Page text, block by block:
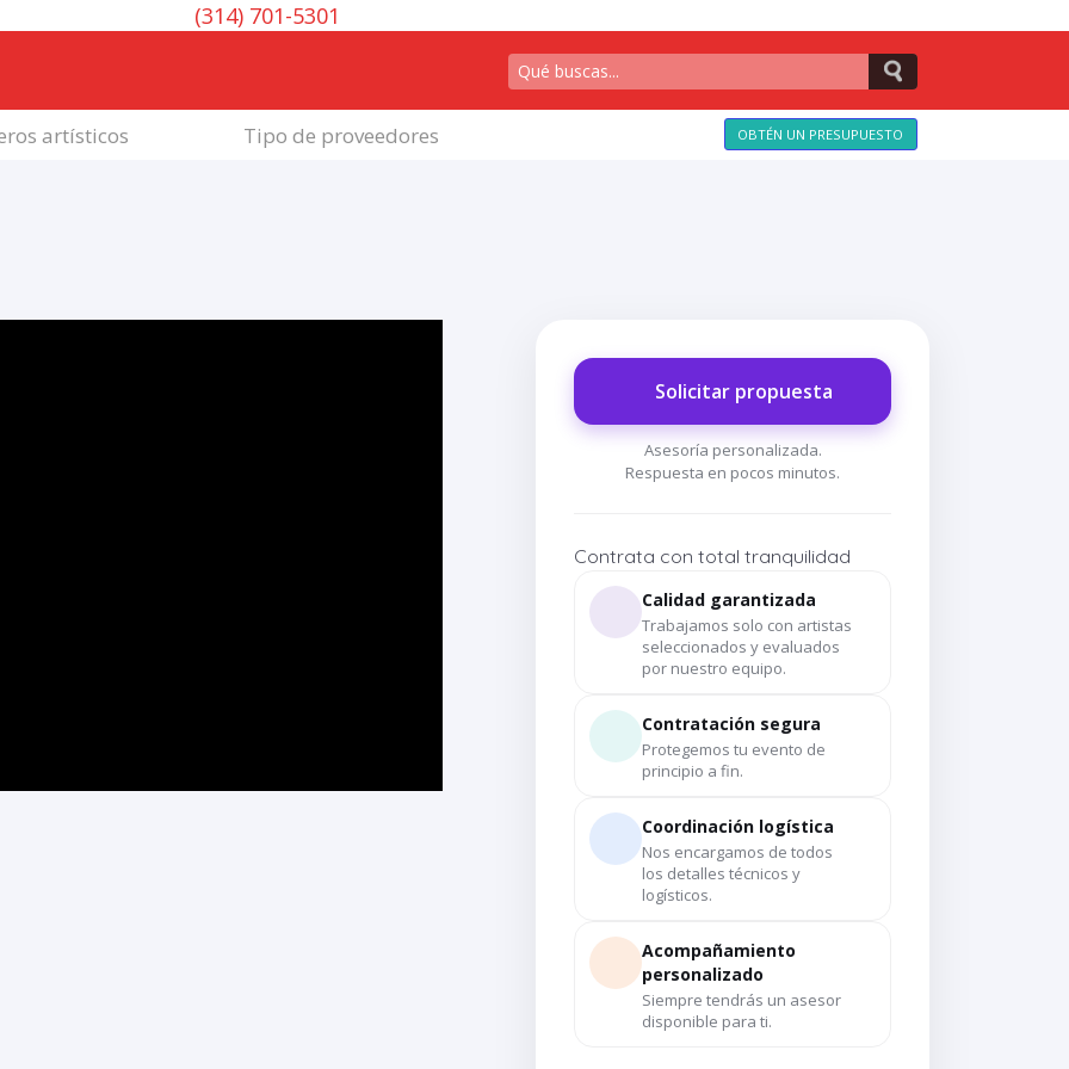
(314) 701-5301
artísticos Tipo de proveedores OBTÉN UN PRESUPUESTO
Solicitar propuesta
Asesoría personalizada.
Respuesta en pocos minutos.
Contrata con total tranquilidad
Calidad garantizada
Trabajamos solo con artistas
seleccionados y evaluados
por nuestro equipo.
Contratación segura
Protegemos tu evento de
principio a fin.
Coordinación logística
Nos encargamos de todos
los detalles técnicos y
logísticos.
Acompañamiento
personalizado
Siempre tendrás un asesor
disponible para ti.